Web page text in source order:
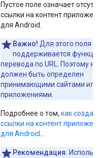
Пустое поле означает
ссылки на контент
для Android.
Важно! Для этого поля не
поддерживается функция
перевода по URL. Поэтому
должен быть определен
принимающими сайтами или
приложениями.
Подробнее о том, как
ссылки на контент
для Android
Рекомендация.